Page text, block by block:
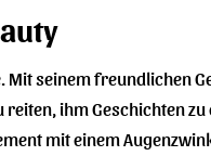
seinem freundlichen
reiten, ihm Geschichten
mit einem